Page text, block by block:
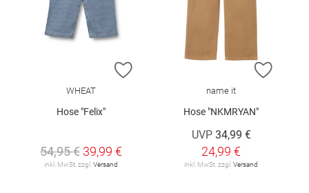
ZUR WUNSCHLISTE HINZUFÜGEN
WHEAT
Hose "Felix"
54,95 € 39,99 €
inkl. MwSt. zzgl. Versand
ZUR
name it
Hose "NKMRYAN"
UVP 34,99 €
24,99 €
inkl. MwSt. zzgl. Versand